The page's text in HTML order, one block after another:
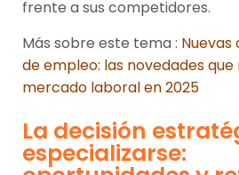
frente a sus competidores.
Más sobre este tema :
de empleo: las novedades
mercado laboral en 2025
La decisión
especializarse: